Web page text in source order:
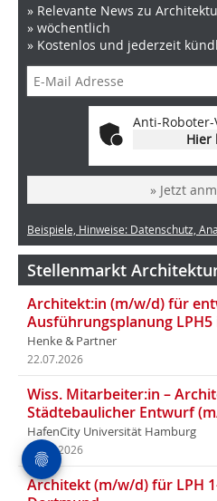
» Relevante News zu
» wöchentlich
» Kostenlos und jederzeit
Anti-
Hier
» Jetzt
Beispiele, Hinweise: Datenschutz,
Stellenmarkt
Architekt:in (m/w/d) für
Ausführungsplanung
Henke & Partner
22.07.2026
Wiss. Mitarbeiter:in –
Städtebaulicher Entwurf
HafenCity Universität Hamburg
18.07.2026
Architekt (m/w/d) für LPH